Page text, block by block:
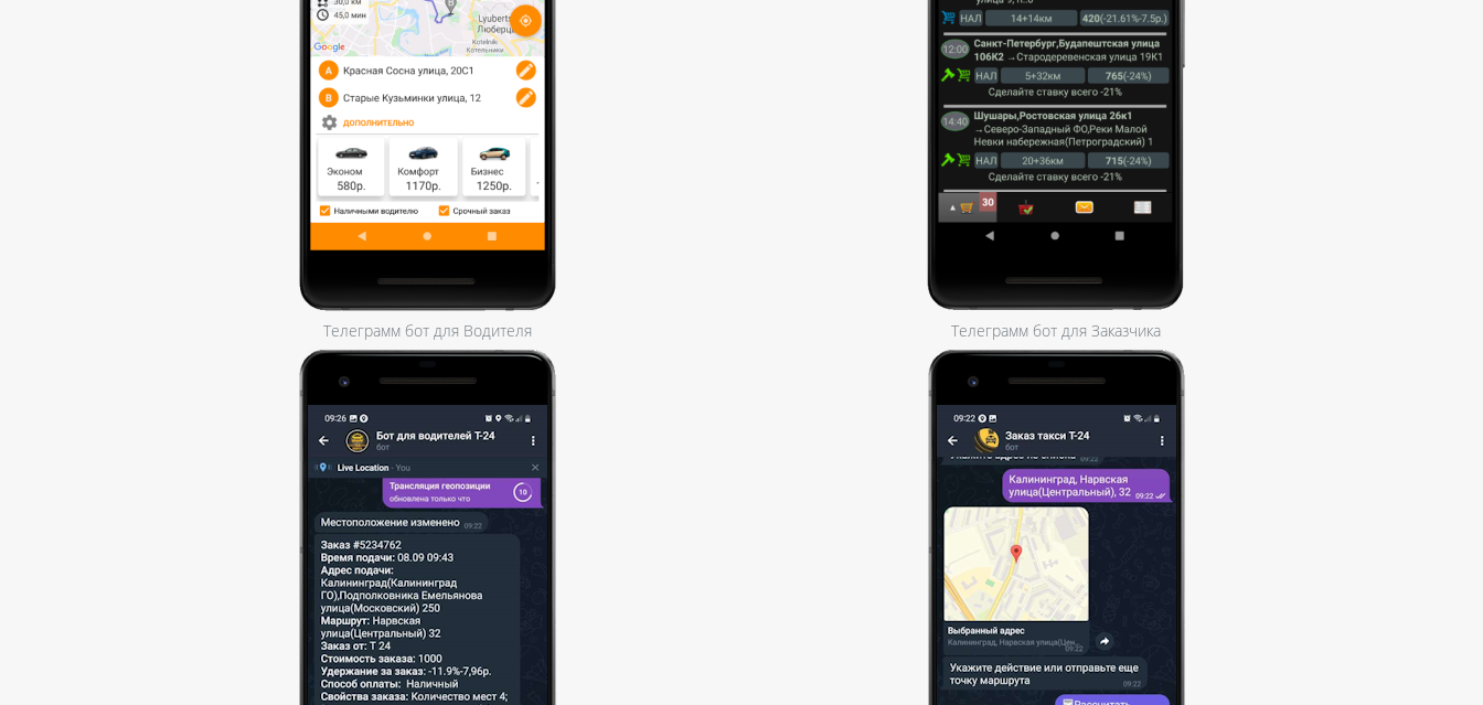
Телеграмм бот для Водителя Телеграмм бот для Заказчика